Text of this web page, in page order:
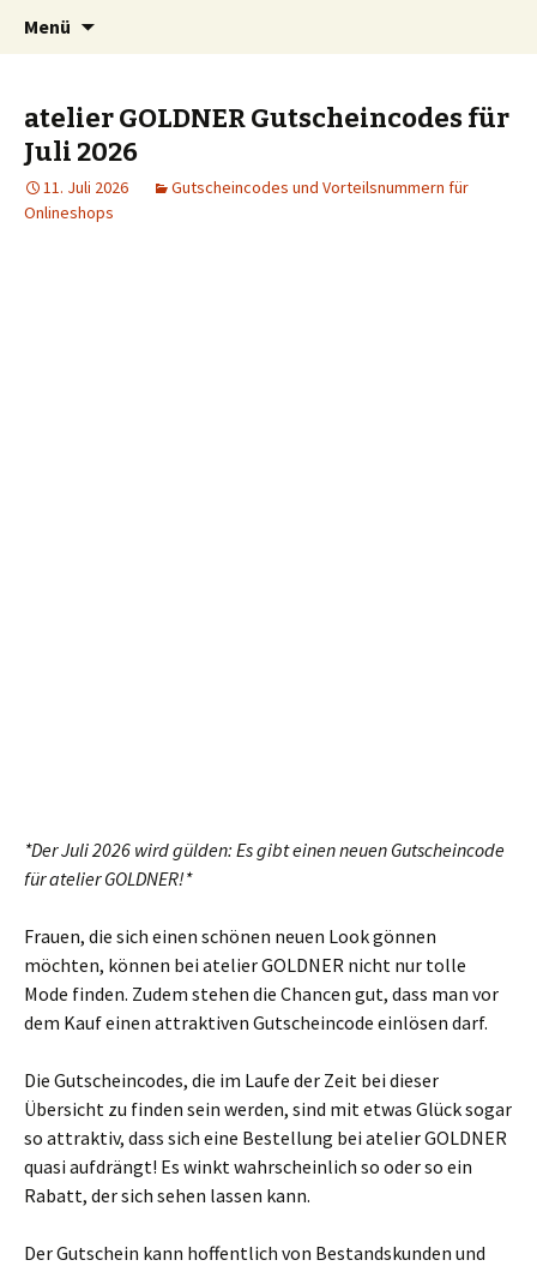
SparZwerge.de
Kindersachen kostenlos, Deals, Rabatte für
Eltern
Menü
atelier GOLDNER Gutscheincodes für
Juli 2026
11. Juli 2026
Gutscheincodes und Vorteilsnummern für
Onlineshops
*Der Juli 2026 wird gülden: Es gibt einen neuen Gutscheincode
für atelier GOLDNER!*
Frauen, die sich einen schönen neuen Look gönnen
möchten, können bei atelier GOLDNER nicht nur tolle
Mode finden. Zudem stehen die Chancen gut, dass man vor
dem Kauf einen attraktiven Gutscheincode einlösen darf.
Die Gutscheincodes, die im Laufe der Zeit bei dieser
Übersicht zu finden sein werden, sind mit etwas Glück sogar
so attraktiv, dass sich eine Bestellung bei atelier GOLDNER
quasi aufdrängt! Es winkt wahrscheinlich so oder so ein
Rabatt, der sich sehen lassen kann.
Der Gutschein kann hoffentlich von Bestandskunden und